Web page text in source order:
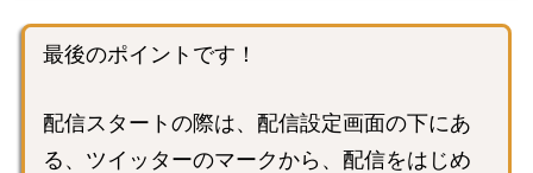
最後のポイントです！
配信スタートの際は、配信設定画面の下にあ
る、ツイッターのマークから、配信をはじめ